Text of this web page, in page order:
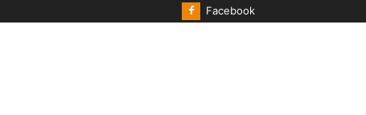
Facebook